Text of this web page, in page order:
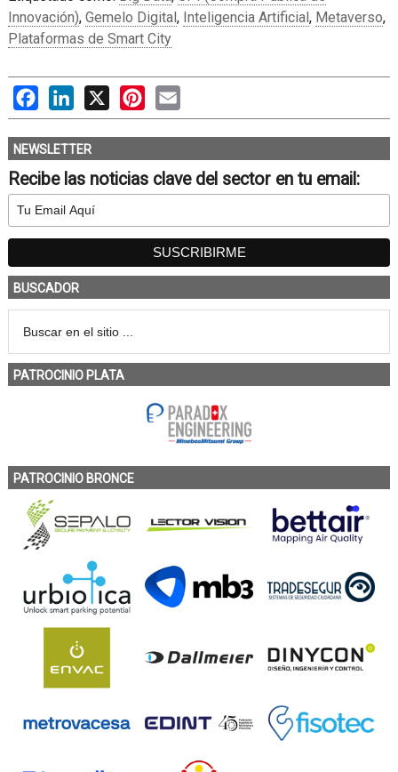
Innovación), Gemelo Digital, Inteligencia Artificial, Metaverso,
Plataformas de Smart City
FacebookLinkedIn
X PinterestEmail
NEWSLETTER
Recibe las noticias clave del sector en tu email:
BUSCADOR
PATROCINIO PLATA
PATROCINIO BRONCE